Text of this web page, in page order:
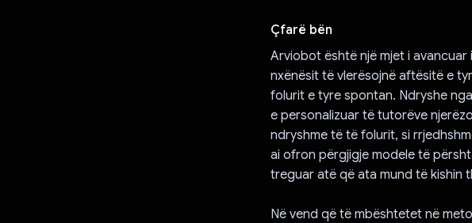
Çfarë bën
Arviobot është një mjet i
nxënësit të vlerësojnë aftësitë e
folurit e tyre spontan. Ndryshe
e personalizuar të tutorëve
ndryshme të të folurit, si
ai ofron përgjigje modele të
treguar atë që ata mund të kishin
Në vend që të mbështetet në